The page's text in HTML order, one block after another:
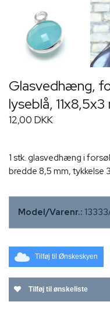
Glasvedhæng,
lyseblå, 11x8,5x3
12,00 DKK
1 stk. glasvedhæng i
bredde 8,5 mm, tykkelse
Model/Varenr.:
Tilføj til Ønskeskyen
Tilføj til ønskeliste